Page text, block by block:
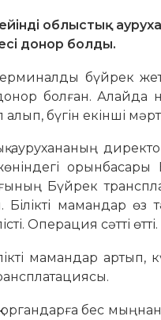
облыстық
донор болды.
бүйрек
болған. Алайда
бүгін екінші
аурухананың
орынбасары
Бүйрек
мамандар өз
Операция сәтті өтті.
мамандар артып,
органдарға бес